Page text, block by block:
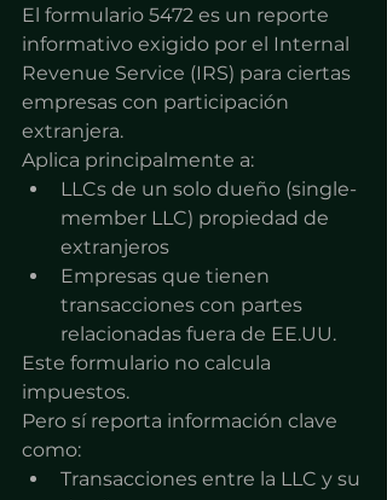
El formulario 5472 es un reporte
informativo exigido por el Internal
Revenue Service (IRS) para ciertas
empresas con participación
extranjera.
Aplica principalmente a:
LLCs de un solo dueño (single-
member LLC) propiedad de
extranjeros
Empresas que tienen
transacciones con partes
relacionadas fuera de EE.UU.
Este formulario no calcula
impuestos.
Pero sí reporta información clave
como:
Transacciones entre la LLC y su